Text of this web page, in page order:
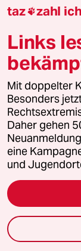
Reisen
Kantine
Shop
Anzeigen
Fragen &
Feedback
Aboservice
ePaper Login
taz zahl ich
Links
Mit doppelter
Besonders
Daher gehen
eine
und